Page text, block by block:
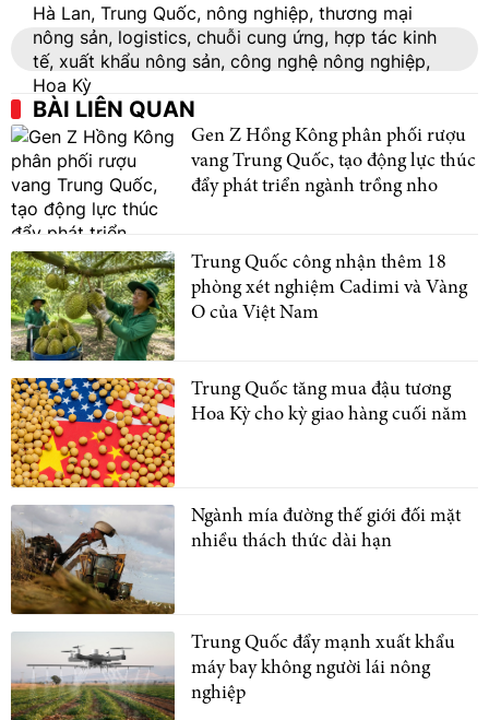
Hà Lan, Trung Quốc, nông nghiệp, thương mại
nông sản, logistics, chuỗi cung ứng, hợp tác kinh
tế, xuất khẩu nông sản, công nghệ nông nghiệp,
Hoa Kỳ
BÀI LIÊN QUAN
Gen Z Hồng Kông phân phối rượu
vang Trung Quốc, tạo động lực thúc
đẩy phát triển ngành trồng nho
Trung Quốc công nhận thêm 18
phòng xét nghiệm Cadimi và Vàng
O của Việt Nam
Trung Quốc tăng mua đậu tương
Hoa Kỳ cho kỳ giao hàng cuối năm
Ngành mía đường thế giới đối mặt
nhiều thách thức dài hạn
Trung Quốc đẩy mạnh xuất khẩu
máy bay không người lái nông
nghiệp